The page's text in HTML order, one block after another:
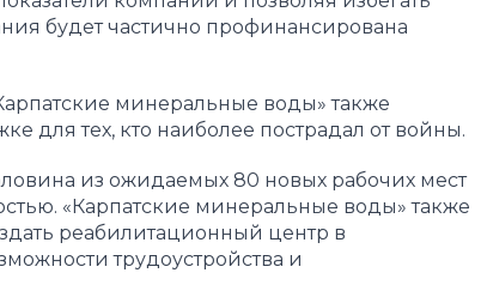
будет частично профинансирована
минеральные воды» также
для тех, кто наиболее пострадал от войны.
из ожидаемых 80 новых рабочих мест
«Карпатские минеральные воды» также
реабилитационный центр в
трудоустройства и